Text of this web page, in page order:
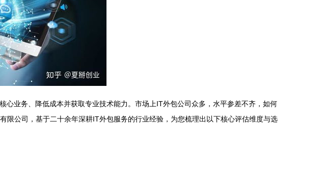
业务、降低成本并获取专业技术能力。市场上IT外包公司众多，水平参差不齐，如何
公司，基于二十余年深耕IT外包服务的行业经验，为您梳理出以下核心评估维度与选